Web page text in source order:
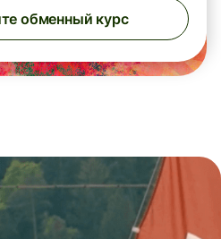
обменный курс